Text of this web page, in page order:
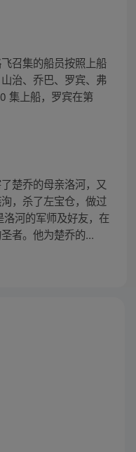
召集的船员按照上船
治、乔巴、罗宾、弗
集上船，罗宾在第
楚乔的母亲洛河，又
，杀了左宝仓，做过
河的军师及好友，在
者。他为楚乔的...